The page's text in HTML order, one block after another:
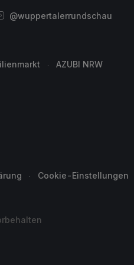
@wuppertalerrundschau
AZUBI NRW
Cookie-Einstellungen